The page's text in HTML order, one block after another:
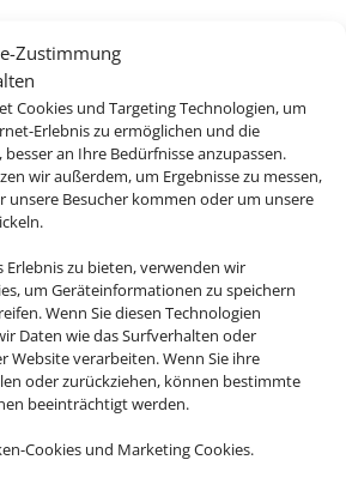
Zustimmung
Cookies und Targeting Technologien, um
Erlebnis zu ermöglichen und die
besser an Ihre Bedürfnisse anzupassen.
wir außerdem, um Ergebnisse zu messen,
unsere Besucher kommen oder um unsere
zu bieten, verwenden wir
um Geräteinformationen zu speichern
Wenn Sie diesen Technologien
Daten wie das Surfverhalten oder
Website verarbeiten. Wenn Sie ihre
oder zurückziehen, können bestimmte
beeinträchtigt werden.
Cookies und Marketing Cookies.